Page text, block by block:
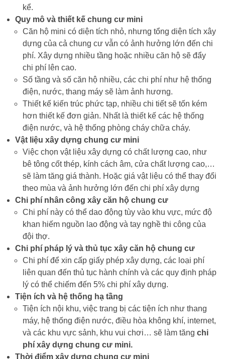
kể.
Quy mô và thiết kế chung cư mini
Căn hộ mini có diện tích nhỏ, nhưng tổng diện tích xây
dựng của cả chung cư vẫn có ảnh hưởng lớn đến chi
phí. Xây dựng nhiều tầng hoặc nhiều căn hộ sẽ đẩy
chi phí lên cao.
Số tầng và số căn hộ nhiều, các chi phí như hệ thống
điện, nước, thang máy sẽ làm ảnh hương.
Thiết kế kiến trúc phức tạp, nhiều chi tiết sẽ tốn kém
hơn thiết kế đơn giản. Nhất là thiết kế các hệ thống
điện nước, và hệ thống phòng cháy chữa cháy.
Vật liệu xây dựng chung cư mini
Việc chọn vật liệu xây dựng có chất lượng cao, như
bê tông cốt thép, kính cách âm, cửa chất lượng cao,…
sẽ làm tăng giá thành. Hoặc giá vật liệu có thể thay đổi
theo mùa và ảnh hưởng lớn đến chi phí xây dựng
Chi phí nhân công xây căn hộ chung cư
Chi phí này có thể dao động tùy vào khu vực, mức độ
khan hiếm nguồn lao động và tay nghề thi công của
đội thợ.
Chi phí pháp lý và thủ tục xây căn hộ chung cư
Chi phí để xin cấp giấy phép xây dựng, các loại phí
liên quan đến thủ tục hành chính và các quy định pháp
lý có thể chiếm đến 5% chi phí xây dựng.
Tiện ích và hệ thống hạ tầng
Tiện ích nội khu, việc trang bị các tiện ích như thang
máy, hệ thống điện nước, điều hòa không khí, internet,
và các khu vực sảnh, khu vui chơi… sẽ làm tăng chi
phí xây dựng chung cư mini.
Thời điểm xây dựng chung cư mini